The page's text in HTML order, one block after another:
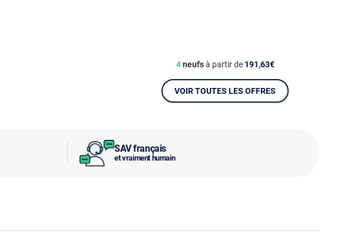
SAV français
et vraiment humain
4neufsà partir de 191,63€
VOIR TOUTES LES OFFRES